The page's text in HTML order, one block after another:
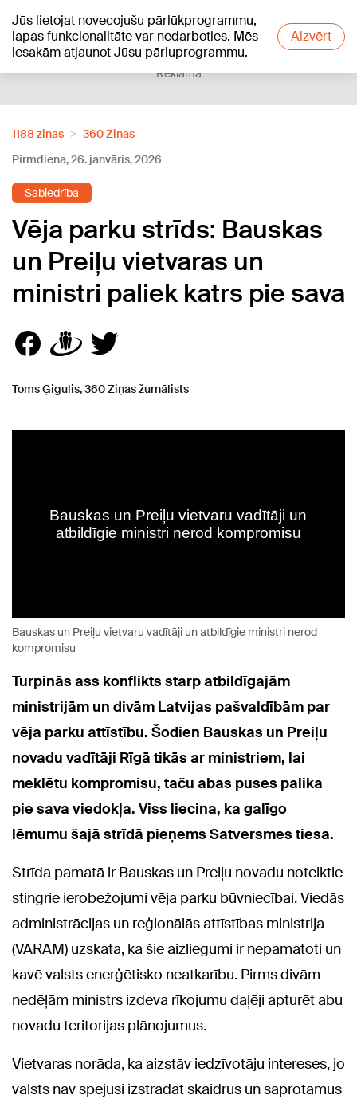
Jūs lietojat novecojušu pārlūkprogrammu,
lapas funkcionalitāte var nedarboties. Mēs
iesakām atjaunot Jūsu pārluprogrammu.
Aizvērt
+21°C
Reklāma
1188 ziņas
360 Ziņas
Pirmdiena, 26. janvāris, 2026
Sabiedrība
Vēja parku strīds: Bauskas
un Preiļu vietvaras un
ministri paliek katrs pie sava
Toms Ģigulis, 360 Ziņas žurnālists
Bauskas un Preiļu vietvaru vadītāji un atbildīgie ministri nerod
kompromisu
Turpinās ass konflikts starp atbildīgajām
ministrijām un divām Latvijas pašvaldībām par
vēja parku attīstību. Šodien Bauskas un Preiļu
novadu vadītāji Rīgā tikās ar ministriem, lai
meklētu kompromisu, taču abas puses palika
pie sava viedokļa. Viss liecina, ka galīgo
lēmumu šajā strīdā pieņems Satversmes tiesa.
Strīda pamatā ir Bauskas un Preiļu novadu noteiktie
stingrie ierobežojumi vēja parku būvniecībai. Viedās
administrācijas un reģionālās attīstības ministrija
(VARAM) uzskata, ka šie aizliegumi ir nepamatoti un
kavē valsts enerģētisko neatkarību. Pirms divām
nedēļām ministrs izdeva rīkojumu daļēji apturēt abu
novadu teritorijas plānojumus.
Vietvaras norāda, ka aizstāv iedzīvotāju intereses, jo
valsts nav spējusi izstrādāt skaidrus un saprotamus